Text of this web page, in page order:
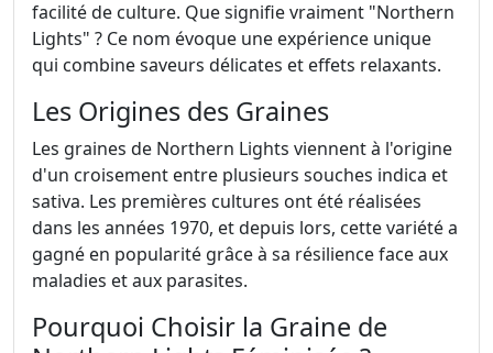
facilité de culture. Que signifie vraiment "Northern
Lights" ? Ce nom évoque une expérience unique
qui combine saveurs délicates et effets relaxants.
Les Origines des Graines
Les graines de Northern Lights viennent à l'origine
d'un croisement entre plusieurs souches indica et
sativa. Les premières cultures ont été réalisées
dans les années 1970, et depuis lors, cette variété a
gagné en popularité grâce à sa résilience face aux
maladies et aux parasites.
Pourquoi Choisir la Graine de